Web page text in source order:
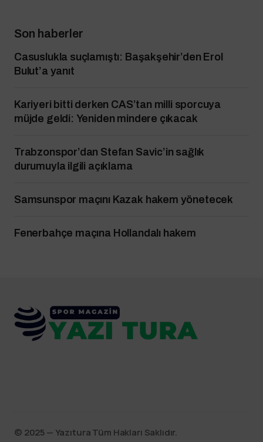
Son haberler
Casuslukla suçlamıştı: Başakşehir’den Erol
Bulut’a yanıt
Kariyeri bitti derken CAS’tan milli sporcuya
müjde geldi: Yeniden mindere çıkacak
Trabzonspor’dan Stefan Savic’in sağlık
durumuyla ilgili açıklama
Samsunspor maçını Kazak hakem yönetecek
Fenerbahçe maçına Hollandalı hakem
©️ 2025 — Yazıtura Tüm Hakları Saklıdır.